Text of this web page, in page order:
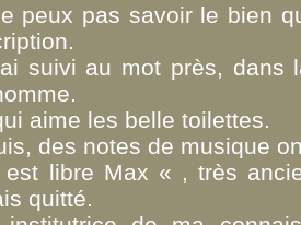
peux pas savoir le bien
suivi au mot près, dans
aime les belle toilettes.
des notes de musique
libre Max « , très
quitté.